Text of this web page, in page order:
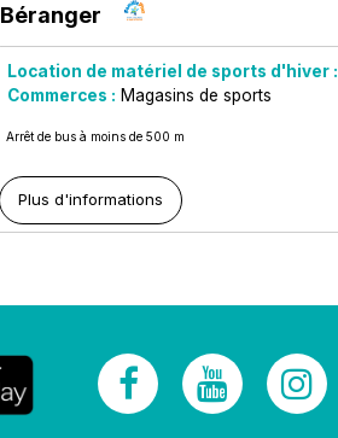
Béranger
Location de matériel de sports d'hiver :
Commerces : Magasins de sports
Arrêt de bus à moins de 500 m
Plus d'informations